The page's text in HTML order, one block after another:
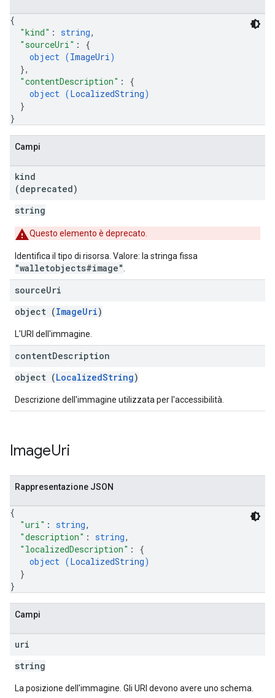
{
"kind" : string,
"sourceUri" : {
object (ImageUri)
},
"contentDescription" : {
object (LocalizedString)
}
}
Campi
kind
(deprecated)
string
Questo elemento è deprecato.
Identifica il tipo di risorsa. Valore: la stringa fissa
"walletobjects#image"
sourceUri
object (ImageUri)
L'URI dell'immagine.
contentDescription
object (LocalizedString)
Descrizione dell'immagine utilizzata per l'accessibilità.
ImageUri
Rappresentazione JSON
{
"uri" : string,
"description" : string,
"localizedDescription" : {
object (LocalizedString)
}
}
Campi
uri
string
La posizione dell'immagine. Gli URI devono avere uno schema.